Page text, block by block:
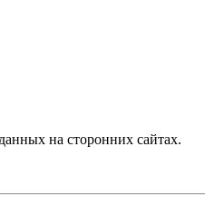
на сторонних сайтах.